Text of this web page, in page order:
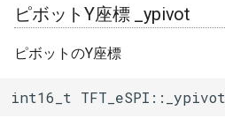
右寄せ文字列描画(+font)
drawRightString()
文字列描画(const
ピボットY座標 _ypivot
ピボットのY座標
int16_t TFT_eSPI::_ypivot